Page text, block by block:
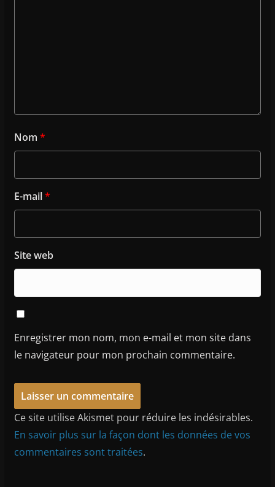
Nom *
E-mail*
Site web
Enregistrer mon nom, mon e-mail et mon site dans
le navigateur pour mon prochain commentaire.
Ce site utilise Akismet pour réduire les indésirables.
En savoir plus sur la façon dont les données de vos
commentaires sont traitées.